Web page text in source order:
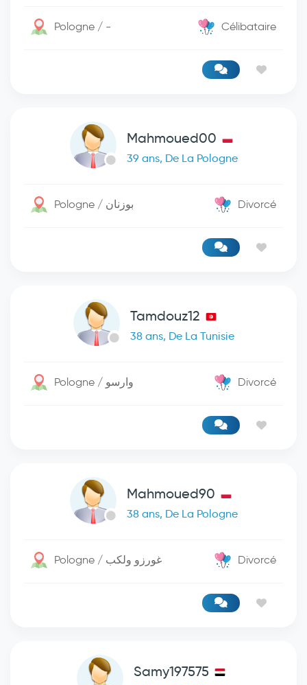
Pologne / - Célibataire
Mahmoued00
39 ans, De La Pologne
Pologne / بوزنان Divorcé
Tamdouz12
38 ans, De La Tunisie
Pologne / وارسو Divorcé
Mahmoued90
38 ans, De La Pologne
Pologne / غورزو ولكب Divorcé
Samy197575